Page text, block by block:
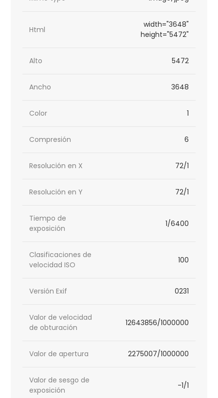
Html
width="3648"
height="5472"
Alto 5472
Ancho 3648
Color 1
Compresión 6
Resolución en X 72/1
Resolución en Y 72/1
Tiempo de
exposición
1/6400
Clasificaciones de
velocidad ISO
100
Versión Exif 0231
Valor de velocidad
de obturación
12643856/1000000
Valor de apertura 2275007/1000000
Valor de sesgo de
exposición
-1/1